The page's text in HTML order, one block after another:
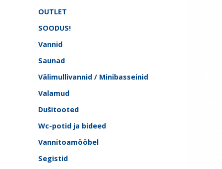
OUTLET
SOODUS!
Vannid
Saunad
Välimullivannid / Minibasseinid
Valamud
Dušitooted
Wc-potid ja bideed
Vannitoamööbel
Segistid